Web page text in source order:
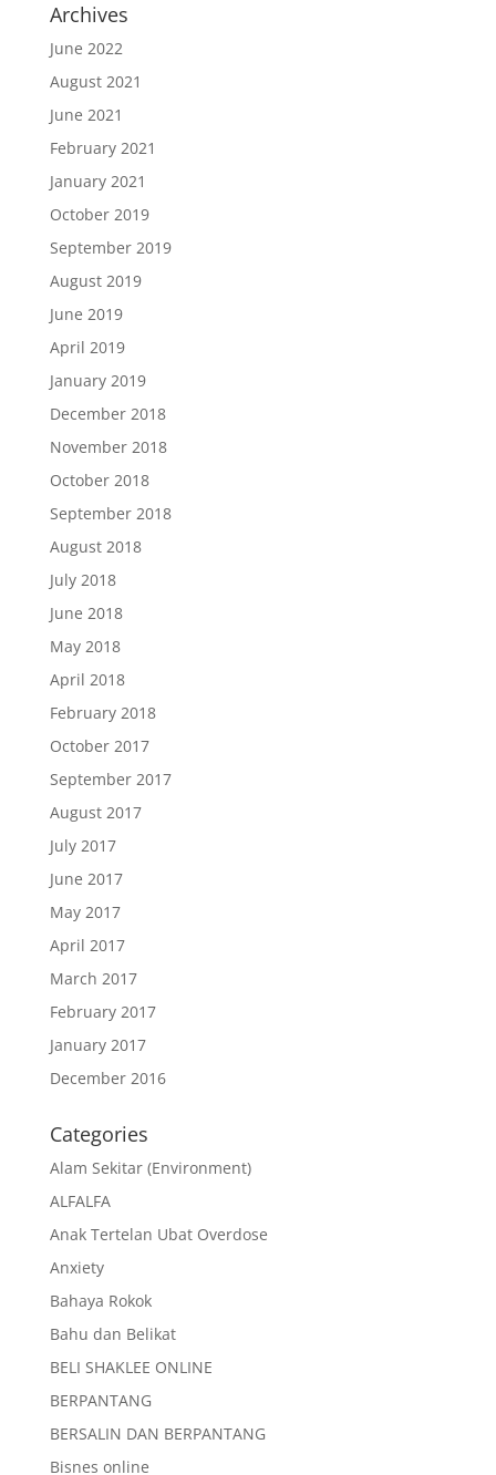
Archives
June 2022
August 2021
June 2021
February 2021
January 2021
October 2019
September 2019
August 2019
June 2019
April 2019
January 2019
December 2018
November 2018
October 2018
September 2018
August 2018
July 2018
June 2018
May 2018
April 2018
February 2018
October 2017
September 2017
August 2017
July 2017
June 2017
May 2017
April 2017
March 2017
February 2017
January 2017
December 2016
Categories
Alam Sekitar (Environment)
ALFALFA
Anak Tertelan Ubat Overdose
Anxiety
Bahaya Rokok
Bahu dan Belikat
BELI SHAKLEE ONLINE
BERPANTANG
BERSALIN DAN BERPANTANG
Bisnes online